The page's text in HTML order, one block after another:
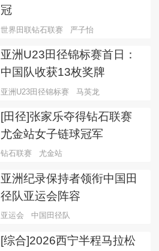
冠
世界田联钻石联赛 严子怡
亚洲U23田径锦标赛首日：
中国队收获13枚奖牌
亚洲U23田径锦标赛 马英龙
[田径]张家乐夺得钻石联赛
尤金站女子链球冠军
钻石联赛 尤金站
亚洲纪录保持者领衔中国田
径队亚运会阵容
亚运会 中国田径队
[综合]2026西宁半程马拉松